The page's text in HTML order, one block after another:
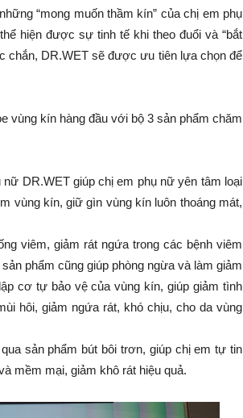
“mong muốn thầm kín” của chị em phụ
hiện được sự tinh tế khi theo đuổi và “bắt
chắn, DR.WET sẽ được ưu tiên lựa chọn để
vùng kín hàng đầu với bộ 3 sản phẩm chăm
DR.WET giúp chị em phụ nữ yên tâm loại
vùng kín, giữ gìn vùng kín luôn thoáng mát,
viêm, giảm rát ngứa trong các bệnh viêm
phẩm cũng giúp phòng ngừa và làm giảm
cơ tự bảo vệ của vùng kín, giúp giảm tình
hôi, giảm ngứa rát, khó chịu, cho da vùng
sản phẩm bút bôi trơn, giúp chị em tự tin
mềm mại, giảm khô rát hiệu quả.